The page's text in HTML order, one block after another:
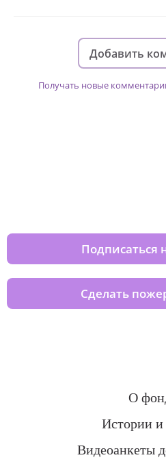
Добавить
Получать новые
Подписаться
Сделать
О
Истории и
Видеоанкеты